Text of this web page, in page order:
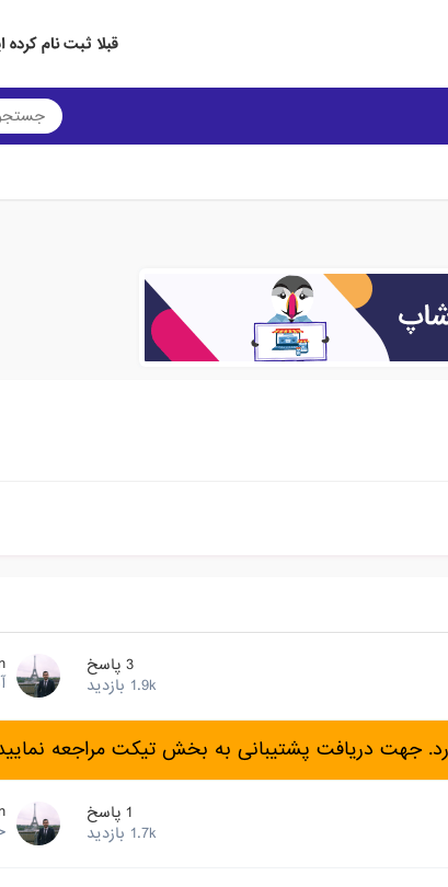
قبلا ثبت نام کرده
3 پاسخ
1.9k بازدید
جهت دریافت پشتیبانی به بخش تیکت مراجعه
1 پاسخ
1.7k بازدید